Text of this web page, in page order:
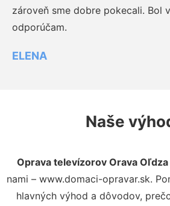
zároveň sme dobre pokecali. Bol
odporúčam.
ELENA
Naše
Oprava televízorov Orava Oľdza
nami – www.domaci-opravar.sk.
hlavných výhod a dôvodov,